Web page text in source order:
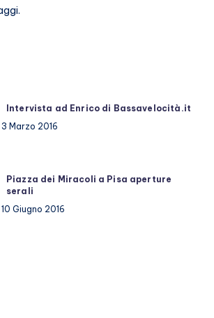
Intervista ad Enrico di Bassavelocità.it
3 Marzo 2016
Piazza dei Miracoli a Pisa aperture
serali
10 Giugno 2016